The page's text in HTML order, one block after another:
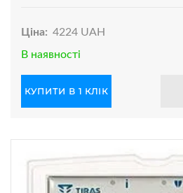
Ціна: 4224 UAH
В наявності
КУПИТИ В 1 КЛІК